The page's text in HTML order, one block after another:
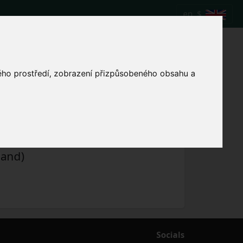
prostředí, zobrazení přizpůsobeného obsahu a
en $
United FC vs
Socials